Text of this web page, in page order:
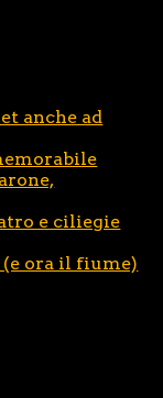
anche ad
e ciliegie
(e ora il fiume)